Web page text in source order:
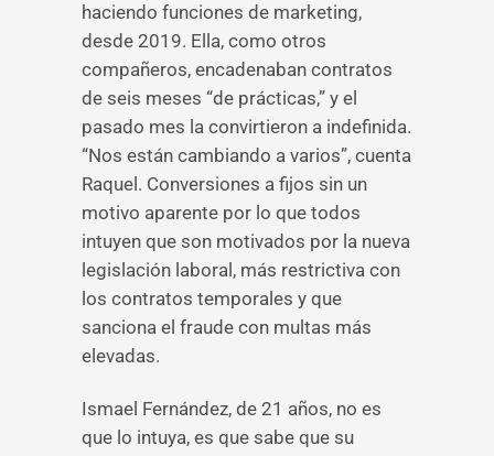
haciendo funciones de marketing,
desde 2019. Ella, como otros
compañeros, encadenaban contratos
de seis meses “de prácticas,” y el
pasado mes la convirtieron a indefinida.
“Nos están cambiando a varios”, cuenta
Raquel. Conversiones a fijos sin un
motivo aparente por lo que todos
intuyen que son motivados por la nueva
legislación laboral, más restrictiva con
los contratos temporales y que
sanciona el fraude con multas más
elevadas.
Ismael Fernández, de 21 años, no es
que lo intuya, es que sabe que su